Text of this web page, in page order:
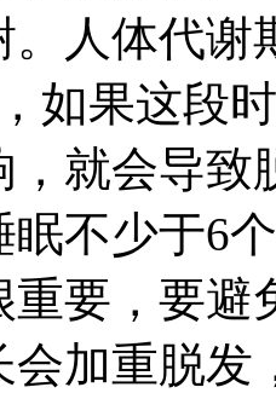
。人体代谢
如果这段
，就会导致
眠不少于6
重要，要避
加重脱发